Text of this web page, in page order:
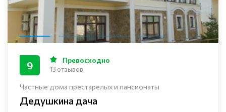
Частные дома престарелых и пансионаты
Дедушкина дача
9 Превосходно
13 отзывов